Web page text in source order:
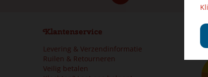
Klantenservice
Levering & Verzendinformatie
Ruilen & Retourneren
Veilig betalen